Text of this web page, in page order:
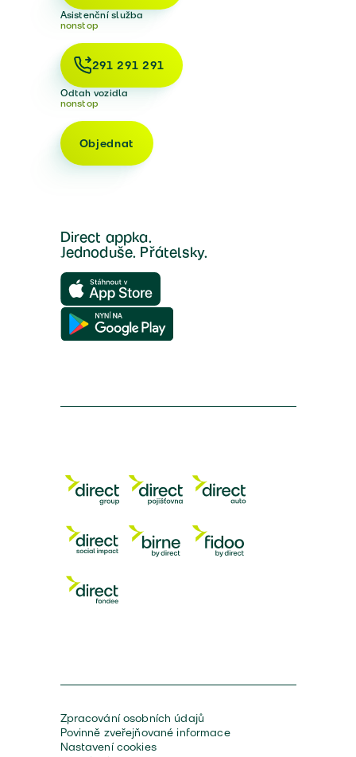
Asistenční služba
nonstop
291 291 291
Odtah vozidla
nonstop
Objednat
Direct appka.
Jednoduše. Přátelsky.
Zpracování osobních údajů
Povinně zveřejňované informace
Nastavení cookies